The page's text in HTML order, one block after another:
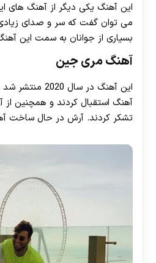
این آهنگ یکی دیگر از آهنگ های
می توان گفت که سر و صدای زیادی
بسیاری از جوانان به سمت این
آهنگ مری جین
این آهنگ در
آهنگ استقبال کردند و همچنین
تشکر کردند. آرش در حال ساخت